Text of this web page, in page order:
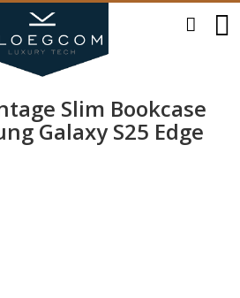
Slim Bookcase
Galaxy S25 Edge